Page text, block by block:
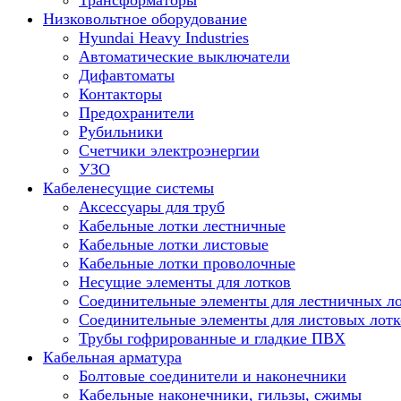
Низковольтное оборудование
Hyundai Heavy Industries
Автоматические выключатели
Дифавтоматы
Контакторы
Предохранители
Рубильники
Счетчики электроэнергии
УЗО
Кабеленесущие системы
Аксессуары для труб
Кабельные лотки лестничные
Кабельные лотки листовые
Кабельные лотки проволочные
Несущие элементы для лотков
Соединительные элементы для лестничных
Соединительные элементы для листовых
Трубы гофрированные и гладкие ПВХ
Кабельная арматура
Болтовые соединители и наконечники
Кабельные наконечники, гильзы, сжимы